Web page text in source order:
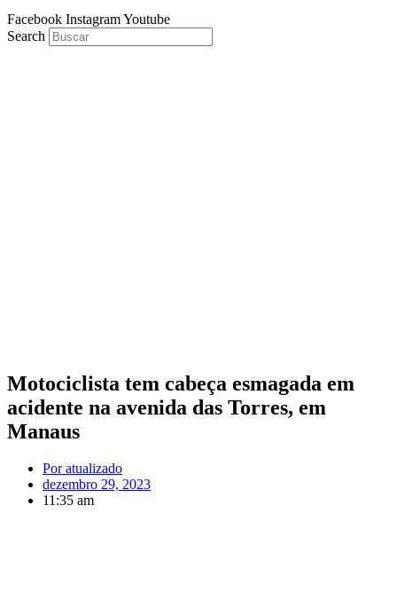
Facebook InstagramYoutube
Search
Motociclista tem cabeça esmagada em
acidente na avenida das Torres, em
Manaus
Poratualizado
dezembro 29, 2023
11:35 am